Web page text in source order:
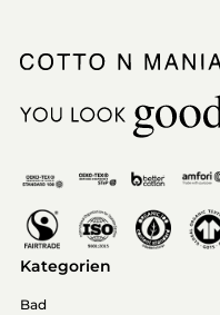
Kategorien
Bad